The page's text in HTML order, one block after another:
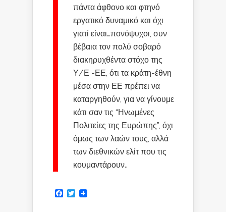
πάντα άφθονο και φτηνό
εργατικό δυναμικό και όχι
γιατί είναι…πονόψυχοι, συν
βέβαια τον πολύ σοβαρό
διακηρυχθέντα στόχο της
Υ/Ε -ΕΕ, ότι τα κράτη-έθνη
μέσα στην ΕΕ πρέπει να
καταργηθούν, για να γίνουμε
κάτι σαν τις “Ηνωμένες
Πολιτείες της Ευρώπης”, όχι
όμως των λαών τους, αλλά
των διεθνικών ελίτ που τις
κουμαντάρουν..
Facebook
Twitter